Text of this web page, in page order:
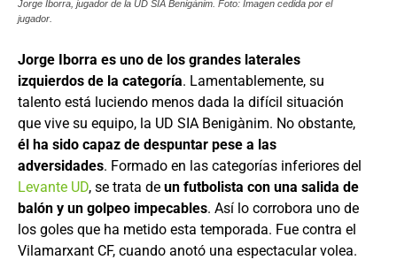
Jorge Iborra, jugador de la UD SIA Benigànim. Foto: Imagen cedida por el
jugador.
Jorge Iborra es uno de los grandes laterales
izquierdos de la categoría. Lamentablemente, su
talento está luciendo menos dada la difícil situación
que vive su equipo, la UD SIA Benigànim. No obstante,
él ha sido capaz de despuntar pese a las
adversidades. Formado en las categorías inferiores del
Levante UD, se trata de un futbolista con una salida de
balón y un golpeo impecables. Así lo corrobora uno de
los goles que ha metido esta temporada. Fue contra el
Vilamarxant CF, cuando anotó una espectacular volea.